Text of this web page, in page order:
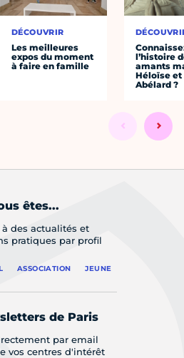
DÉCOUVRIR
Les meilleures
expos du moment
à faire en famille
l’histoire
amants
Héloïse et
Abélard ?
êtes...
à des actualités et
pratiques par profil
ASSOCIATION JEUNE
de Paris
par email
vos centres d'intérêt